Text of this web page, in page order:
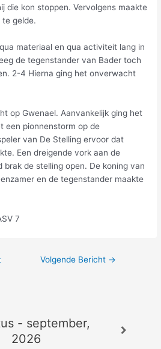
die kon stoppen. Vervolgens maakte
gelde.
materiaal en qua activiteit lang in
de tegenstander van Bader toch
2-4 Hierna ging het onverwacht
op Gwenael. Aanvankelijk ging het
een pionnenstorm op de
van De Stelling ervoor dat
Een dreigende vork aan de
de stelling open. De koning van
en de tegenstander maakte
7
Volgende Bericht →
- september,
2026